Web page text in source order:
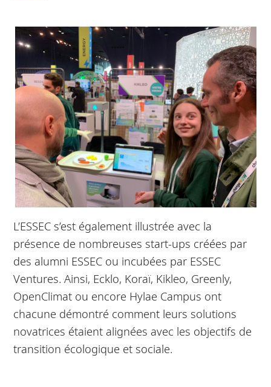
L’ESSEC s’est également illustrée avec la
présence de nombreuses start-ups créées par
des alumni ESSEC ou incubées par ESSEC
Ventures. Ainsi, Ecklo, Koraï, Kikleo, Greenly,
OpenClimat ou encore Hylae Campus ont
chacune démontré comment leurs solutions
novatrices étaient alignées avec les objectifs de
transition écologique et sociale.